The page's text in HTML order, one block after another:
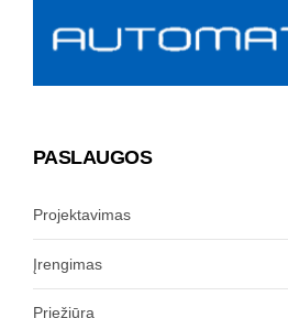
PASLAUGOS
Projektavimas
Įrengimas
Priežiūra